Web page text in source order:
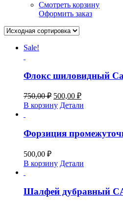
Смотреть корзину
Оформить заказ
Sale!
Флокс шиловидный
750,00₽ Первоначальная
цена
составляла
500,00 ₽Текущая
цена:
В корзину Детали
Форзиция
500,00 ₽
В корзину Детали
Шалфей дубравный